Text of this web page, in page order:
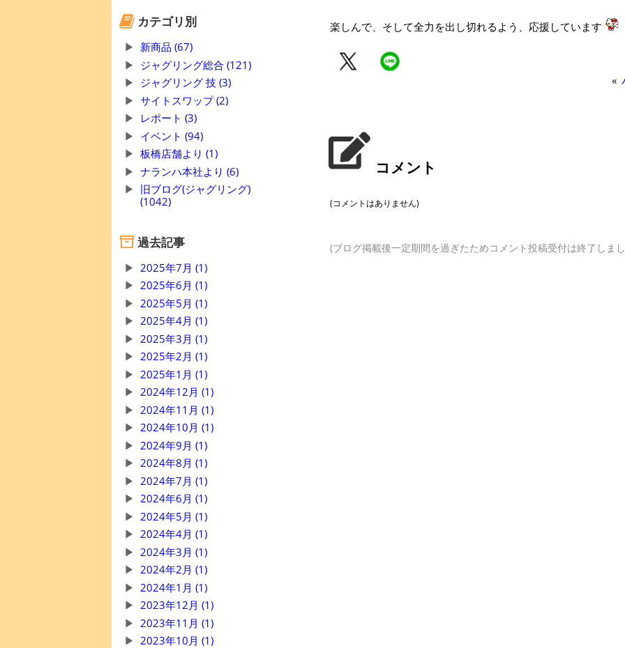
カテゴリ別
新商品 (67)
ジャグリング総合 (121)
ジャグリング 技 (3)
サイトスワップ (2)
レポート (3)
イベント (94)
板橋店舗より (1)
ナランハ本社より (6)
旧ブログ(ジャグリング)
(1042)
過去記事
2025年7月 (1)
2025年6月 (1)
2025年5月 (1)
2025年4月 (1)
2025年3月 (1)
2025年2月 (1)
2025年1月 (1)
2024年12月 (1)
2024年11月 (1)
2024年10月 (1)
2024年9月 (1)
2024年8月 (1)
2024年7月 (1)
2024年6月 (1)
2024年5月 (1)
2024年4月 (1)
2024年3月 (1)
2024年2月 (1)
2024年1月 (1)
2023年12月 (1)
2023年11月 (1)
2023年10月 (1)
楽しんで、そして全力を出し切れるよう、応援しています
«
コメント
(コメントはありません)
(ブログ掲載後一定期間を過ぎたためコメント投稿受付は終了しま